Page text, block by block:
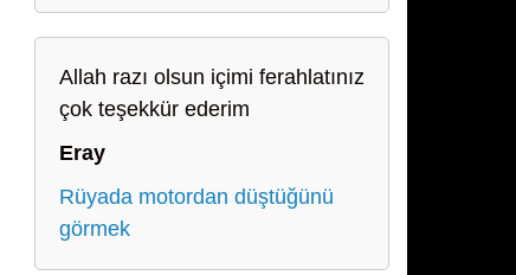
Allah razı olsun içimi ferahlatınız
çok teşekkür ederim
Eray
Rüyada motordan düştüğünü
görmek